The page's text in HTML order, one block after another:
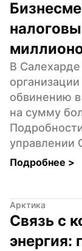
В
обвинению
на сумму
управлении
Подробнее >
Арктика
Связь с
энергия: